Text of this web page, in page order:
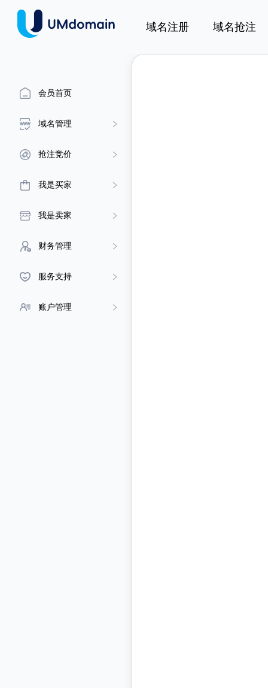
域名注册 域名抢注
会员首页
域名管理
抢注竞价
我是买家
我是卖家
财务管理
服务支持
账户管理